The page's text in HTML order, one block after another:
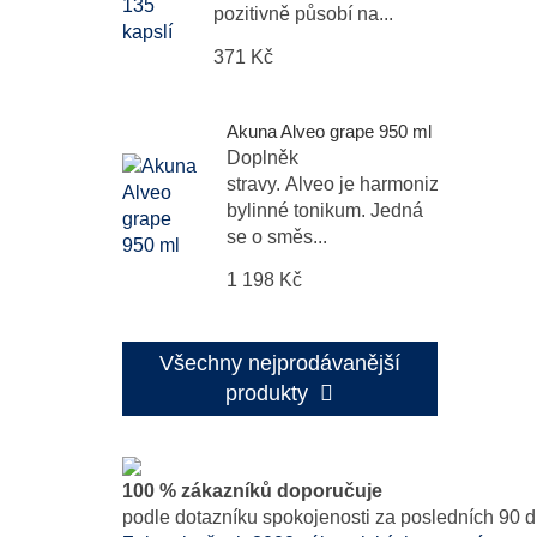
pozitivně působí na...
371 Kč
Akuna Alveo grape 950 ml
Doplněk
stravy. Alveo je harmonizační
bylinné tonikum. Jedná
se o směs...
1 198 Kč
Všechny nejprodávanější
produkty
100 % zákazníků doporučuje
podle dotazníku spokojenosti za posledních 90